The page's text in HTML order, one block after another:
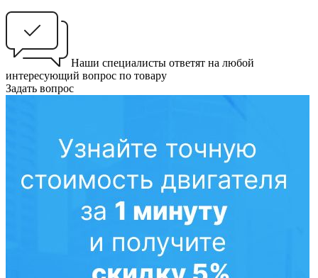
Наши специалисты ответят на любой
интересующий вопрос по товару
Задать вопрос